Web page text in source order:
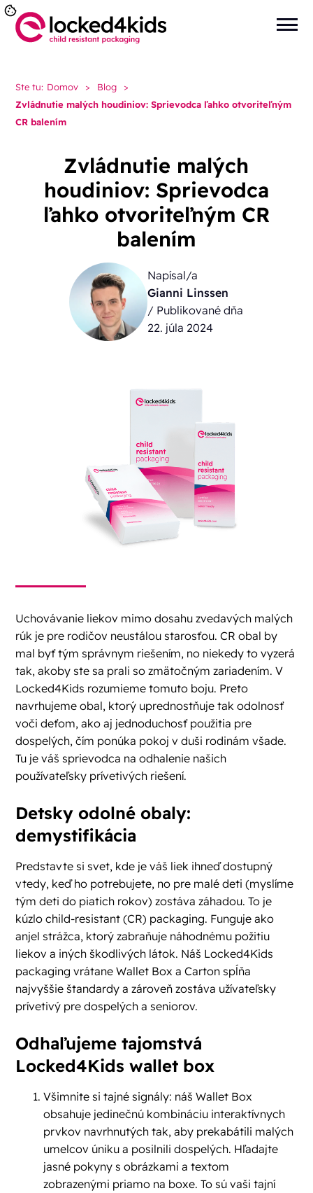
Ste tu: Domov > Blog
>
Zvládnutie malých houdiniov: Sprievodca ľahko otvoriteľným
CR balením
Zvládnutie malých
houdiniov: Sprievodca
ľahko otvoriteľným CR
balením
Napísal/a
Gianni Linssen
/ Publikované dňa
22. júla 2024
Uchovávanie liekov mimo dosahu zvedavých malých
rúk je pre rodičov neustálou starosťou. CR obal by
mal byť tým správnym riešením, no niekedy to vyzerá
tak, akoby ste sa prali so zmätočným zariadením. V
Locked4Kids rozumieme tomuto boju. Preto
navrhujeme obal, ktorý uprednostňuje tak odolnosť
voči deťom, ako aj jednoduchosť použitia pre
dospelých, čím ponúka pokoj v duši rodinám všade.
Tu je váš sprievodca na odhalenie našich
používateľsky prívetivých riešení.
Detsky odolné obaly:
demystifikácia
Predstavte si svet, kde je váš liek ihneď dostupný
vtedy, keď ho potrebujete, no pre malé deti (myslíme
tým deti do piatich rokov) zostáva záhadou. To je
kúzlo child-resistant (CR) packaging. Funguje ako
anjel strážca, ktorý zabraňuje náhodnému požitiu
liekov a iných škodlivých látok. Náš Locked4Kids
packaging vrátane Wallet Box a Carton spĺňa
najvyššie štandardy a zároveň zostáva užívateľsky
prívetivý pre dospelých a seniorov.
Odhaľujeme tajomstvá
Locked4Kids wallet box
Všimnite si tajné signály: náš Wallet Box
obsahuje jedinečnú kombináciu interaktívnych
prvkov navrhnutých tak, aby prekabátili malých
umelcov úniku a posilnili dospelých. Hľadajte
jasné pokyny s obrázkami a textom
zobrazenými priamo na boxe. To sú vaši tajní